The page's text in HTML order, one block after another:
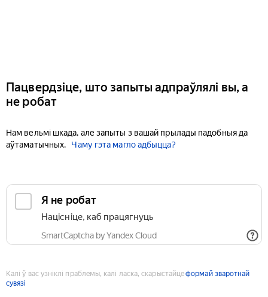
Пацвердзіце, што запыты адпраўлялі вы, а
не робат
Нам вельмі шкада, але запыты з вашай прылады падобныя да
аўтаматычных.
Чаму гэта магло адбыцца?
Я не робат
Націсніце, каб працягнуць
SmartCaptcha by Yandex Cloud
Калі ў вас узніклі праблемы, калі ласка, скарыстайцеформай зваротнай
сувязі